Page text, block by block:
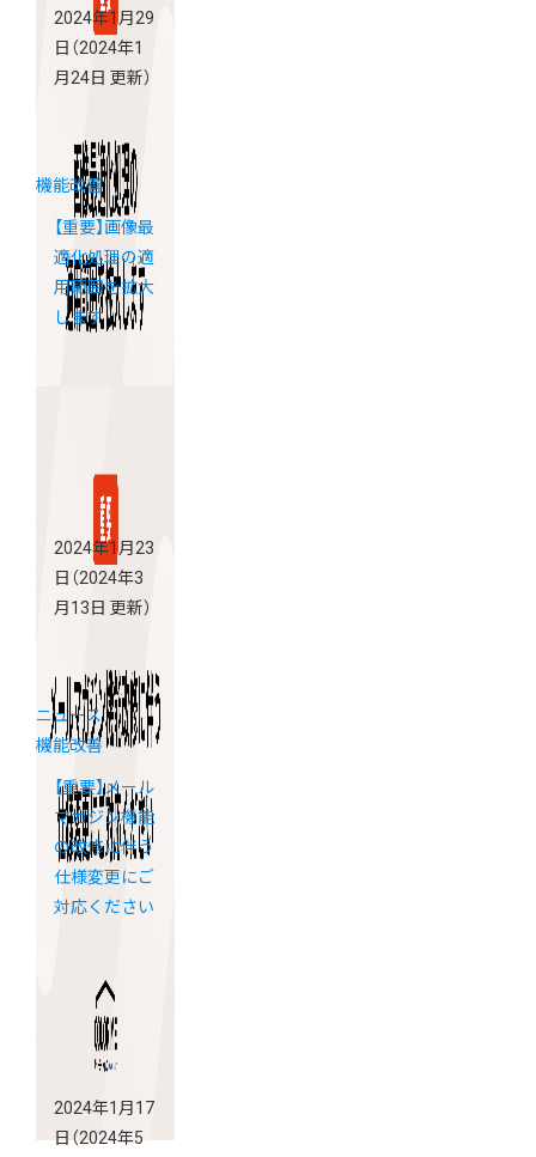
2024年1月29
日 （2024年1
月24日 更新）
機能改善
【重要】画像最
適化処理の適
用範囲を拡大
します
2024年1月23
日 （2024年3
月13日 更新）
ニュース
機能改善
【重要】メール
マガジン機能
の改修に伴う
仕様変更にご
対応ください
2024年1月17
日（2024年5